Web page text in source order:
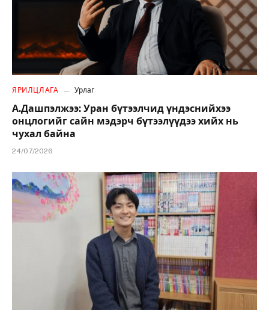
ЯРИЛЦЛАГА Урлаг
А.Дашпэлжээ: Уран бүтээлчид үндэснийхээ
онцлогийг сайн мэдэрч бүтээлүүдээ хийх нь
чухал байна
24/07/2026